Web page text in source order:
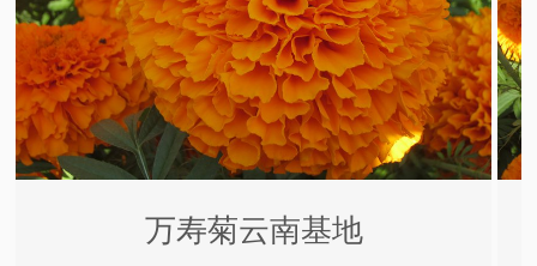
万寿菊云南基地